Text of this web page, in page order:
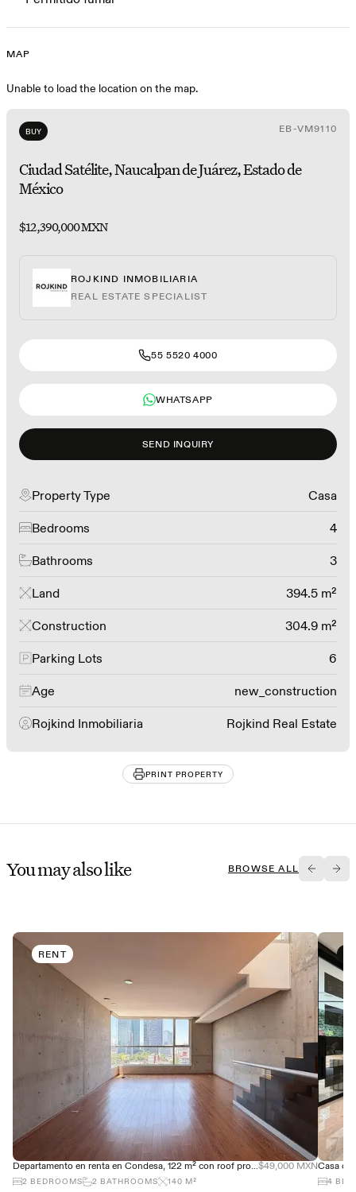
Map
MAP
Unable to load the location on the map.
BUY EB-VM9110
Ciudad Satélite, Naucalpan de Juárez, Estado de
México
$12,390,000 MXN
ROJKIND INMOBILIARIA
REAL ESTATE SPECIALIST
55 5520 4000
WHATSAPP
SEND INQUIRY
Property Type Casa
Bedrooms 4
Bathrooms 3
Land 394.5 m²
Construction 304.9 m²
Parking Lots 6
Age new_construction
Rojkind Inmobiliaria Rojkind Real Estate
PRINT PROPERTY
You may also like BROWSE ALL
RENT
Departamento en renta en Condesa, 122 m² con roof propio y terraza$49,000 MXN
2 BEDROOMS 2 BATHROOMS 140 M² 4